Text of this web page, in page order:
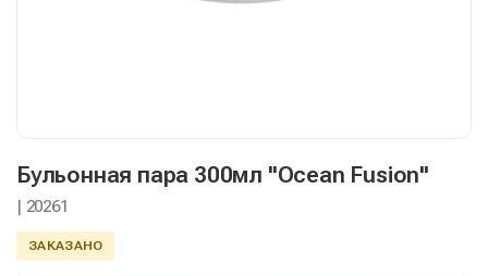
Бульонная пара 300мл "Ocean Fusion"
| 20261
ЗАКАЗАНО